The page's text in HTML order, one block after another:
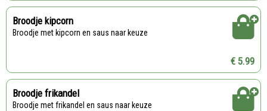
Broodje kipcorn
Broodje met kipcorn en saus naar keuze
€ 5.99
Broodje frikandel
Broodje met frikandel en saus naar keuze